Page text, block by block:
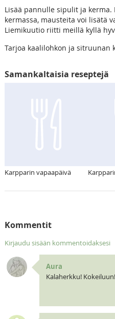
Lisää pannulle sipulit ja
kermassa, mausteita voi lisätä
Liemikuutio riitti meillä kyllä
Tarjoa kaalilohkon ja sitruunan
Samankaltaisia reseptejä
Karpparin vapaapäivä
Kommentit
Kirjaudu sisään kommentoidaksesi
Aura
Kalaherkku!